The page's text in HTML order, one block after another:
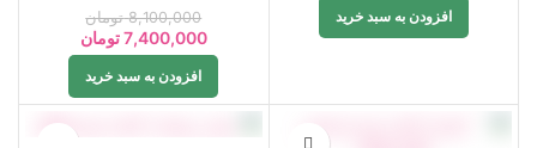
افزودن به سبد خرید
8,100,000 تومان
7,400,000تومان
افزودن به سبد خرید